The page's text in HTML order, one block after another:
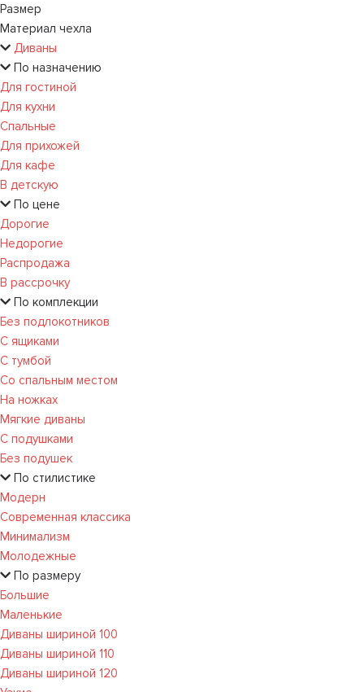
Размер
Материал чехла
Диваны
По назначению
Для гостиной
Для кухни
Спальные
Для прихожей
Для кафе
В детскую
По цене
Дорогие
Недорогие
Распродажа
В рассрочку
По комплекции
Без подлокотников
С ящиками
С тумбой
Со спальным местом
На ножках
Мягкие диваны
С подушками
Без подушек
По стилистике
Модерн
Современная классика
Минимализм
Молодежные
По размеру
Большие
Маленькие
Диваны шириной 100
Диваны шириной 110
Диваны шириной 120